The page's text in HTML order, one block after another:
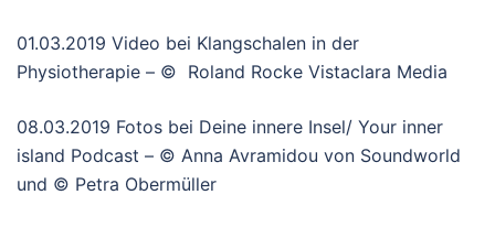
01.03.2019 Video bei Klangschalen in der
Physiotherapie – © Roland Rocke Vistaclara Media
08.03.2019 Fotos bei Deine innere Insel/ Your inner
island Podcast – © Anna Avramidou von Soundworld
und © Petra Obermüller